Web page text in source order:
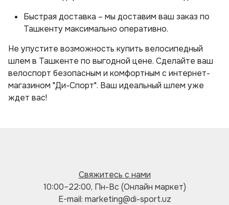
Быстрая доставка – мы доставим ваш заказ по
Ташкенту максимально оперативно.
Не упустите возможность купить велосипедный
шлем в Ташкенте по выгодной цене. Сделайте ваш
велоспорт безопасным и комфортным с интернет-
магазином "Ди-Спорт". Ваш идеальный шлем уже
ждет вас!
Свяжитесь с нами
10:00–22:00, Пн-Вс (Онлайн маркет)
E-mail: marketing@di-sport.uz